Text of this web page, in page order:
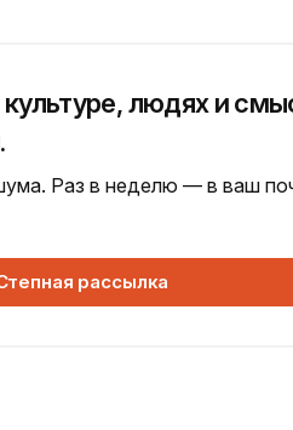
культуре, людях и
Раз в неделю — в ваш
рассылка